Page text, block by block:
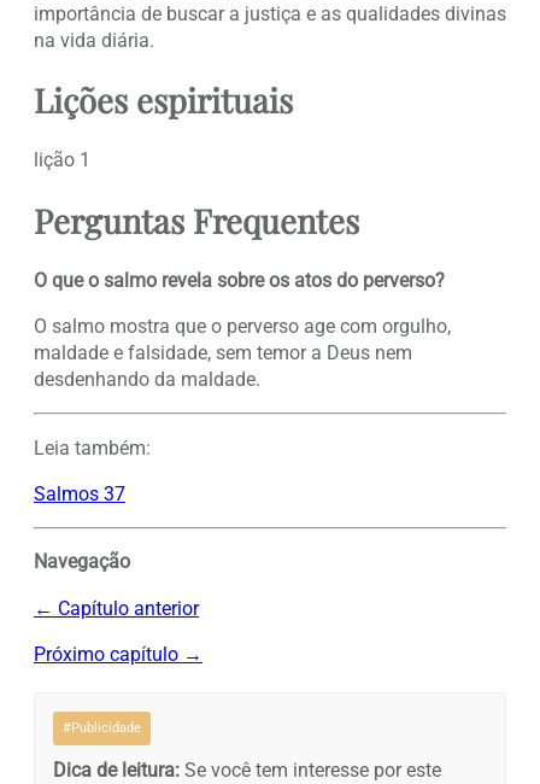
importância de buscar a justiça e as qualidades divinas
na vida diária.
Lições espirituais
lição 1
Perguntas Frequentes
O que o salmo revela sobre os atos do perverso?
O salmo mostra que o perverso age com orgulho,
maldade e falsidade, sem temor a Deus nem
desdenhando da maldade.
Leia também:
Salmos 37
Navegação
← Capítulo anterior
Próximo capítulo →
#Publicidade
Dica de leitura: Se você tem interesse por este